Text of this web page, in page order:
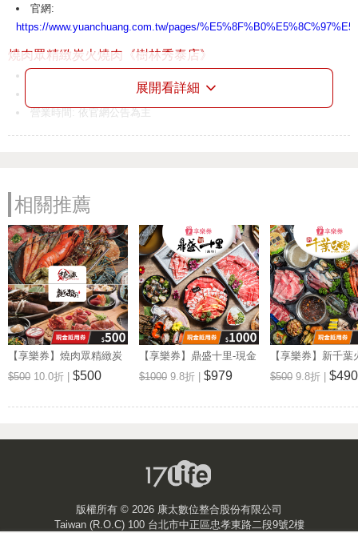
官網:
https://www.yuanchuang.com.tw/pages/
燒肉眾精緻炭火燒肉《樹林秀泰店》
地址: 新北市樹林區樹新路127號
Map
營業時間: 依官網公告為主
電話: (05)222-3110
地址: 嘉義市民生北路139號
營業時間: 依官網公告為主
官網:
https://www.yuanchuang.com.tw/pages/
燒肉眾精緻炭火燒肉《 南投埔里店》
電話: (049)291-2695
地址: 南投縣埔里鎮信義路967號1樓
Map
營業時間: 依官網公告為主
官網:
電話: (02)2962-5099
地址: 新北市板橋區文化路一段205號
https://www.yuanchuang.com.tw/pages/
展開看詳細
相關推薦
【享樂券】燒肉眾精緻炭
火燒肉/鹿兒島燒肉-現金
抵用券500元(一次型)
$500 10.0折 | $500
【享樂券】鼎盛十里-現金
抵用券1000元(一次型)
$1000 9.8折 | $979
【享樂券】新千葉
金抵用券500元(一
$500 9.8折 | $490
版權所有 © 2026 康太數位整合股份有限公司
Taiwan (R.O.C) 100 台北市中正區忠孝東路二段9號2樓